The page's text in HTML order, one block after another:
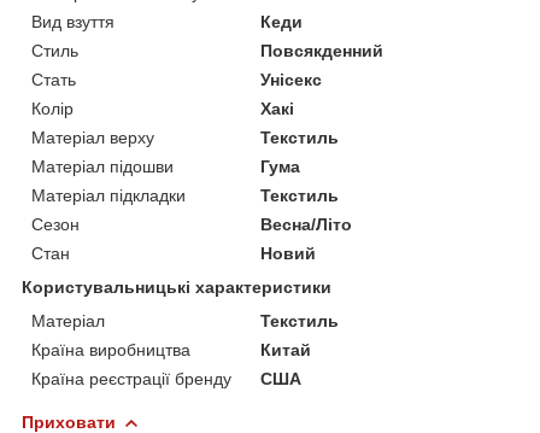
Вид взуття
Кеди
Стиль
Повсякденний
Стать
Унісекс
Колір
Хакі
Матеріал верху
Текстиль
Матеріал підошви
Гума
Матеріал підкладки
Текстиль
Сезон
Весна/Літо
Стан
Новий
Користувальницькі характеристики
Матеріал
Текстиль
Країна виробництва
Китай
Країна реєстрації бренду
США
Приховати